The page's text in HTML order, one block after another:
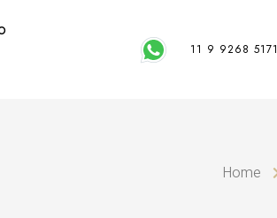
11 9 9268 5171
Home